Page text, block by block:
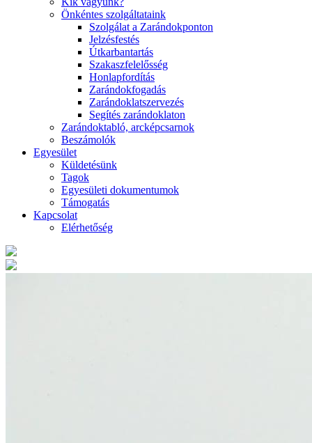
Önkéntes szolgáltataink
Szolgálat a Zarándokponton
Jelzésfestés
Útkarbantartás
Szakaszfelelősség
Honlapfordítás
Zarándokfogadás
Zarándoklatszervezés
Segítés zarándoklaton
Zarándoktabló, arcképcsarnok
Beszámolók
Egyesület
Küldetésünk
Tagok
Egyesületi dokumentumok
Támogatás
Kapcsolat
Elérhetőség